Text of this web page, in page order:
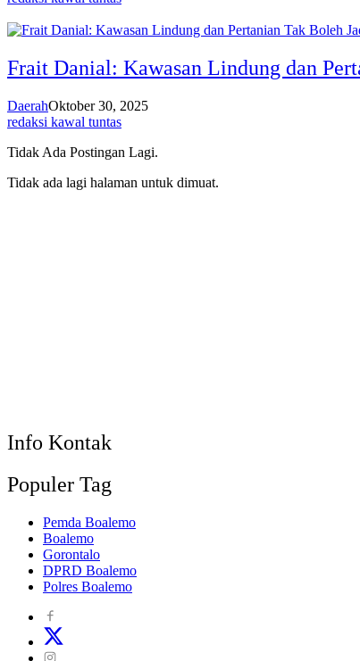
Frait Danial: Kawasan Lindung dan
DaerahOktober 30, 2025
redaksi kawal tuntas
Tidak Ada Postingan Lagi.
Tidak ada lagi halaman untuk dimuat.
Info Kontak
Populer Tag
Pemda Boalemo
Boalemo
Gorontalo
DPRD Boalemo
Polres Boalemo